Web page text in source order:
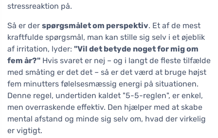
stressreaktion på.
Så er der spørgsmålet om perspektiv. Et af de mest
kraftfulde spørgsmål, man kan stille sig selv i et øjeblik
af irritation, lyder: "Vil det betyde noget for mig om
fem år?" Hvis svaret er nej – og i langt de fleste tilfælde
med småting er det det – så er det værd at bruge højst
fem minutters følelsesmæssig energi på situationen.
Denne regel, undertiden kaldet "5-5-reglen", er enkel,
men overraskende effektiv. Den hjælper med at skabe
mental afstand og minde sig selv om, hvad der virkelig
er vigtigt.